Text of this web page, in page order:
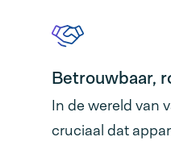
Betrouwbaar,
In de wereld van
cruciaal dat